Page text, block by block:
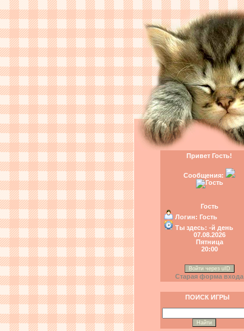
Привет Гость!
Сообщения:
Гость
Логин: Гость
Ты здесь: -й день
07.08.2026
Пятница
20:00
Войти через uID
Старая форма входа
ПОИСК ИГРЫ